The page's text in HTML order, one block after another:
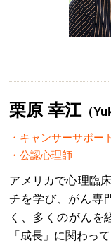
栗原 幸江（
キャンサーサポー
公認心理師
アメリカで心理臨
チを学び、がん専
く、多くのがんを
「成長」に関わっ